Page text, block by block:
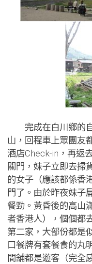
完成在白川鄉的自
山，回程車上眾團友
酒店Check-in，再返
關門，妹子立即去掃
的女子（應該都係香
門了。由於昨夜妹子
餐勁。黃昏後的高山
者香港人），個個都
第二家，大部份都是
口餐牌有套餐食的丸
間舖都是遊客（完全